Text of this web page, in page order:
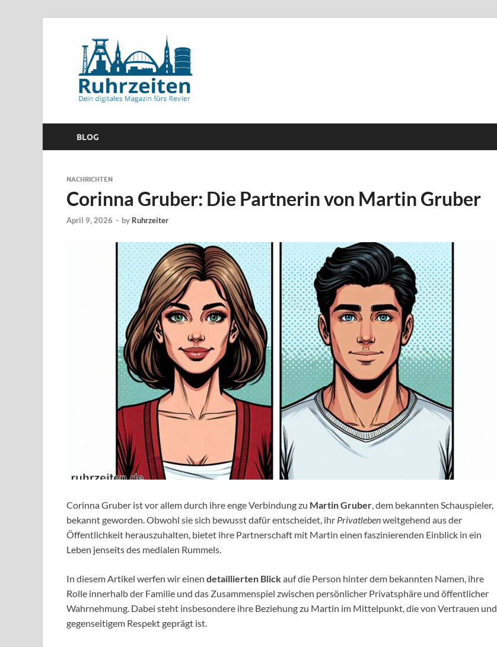
BLOG
NACHRICHTEN
Corinna Gruber: Die Partnerin von Martin Gruber
April 9, 2026 - by Ruhrzeiter
Corinna Gruber ist vor allem durch ihre enge Verbindung zu Martin Gruber , dem bekannten Schauspieler,
bekannt geworden. Obwohl sie sich bewusst dafür entscheidet, ihr Privatlebenweitgehend aus der
Öffentlichkeit herauszuhalten, bietet ihre Partnerschaft mit Martin einen faszinierenden Einblick in ein
Leben jenseits des medialen Rummels.
In diesem Artikel werfen wir einen detaillierten Blickauf die Person hinter dem bekannten Namen, ihre
Rolle innerhalb der Familie und das Zusammenspiel zwischen persönlicher Privatsphäre und öffentlicher
Wahrnehmung. Dabei steht insbesondere ihre Beziehung zu Martin im Mittelpunkt, die von Vertrauen und
gegenseitigem Respekt geprägt ist.